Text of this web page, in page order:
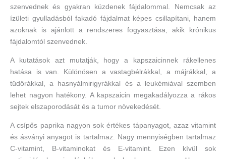
szenvednek és gyakran küzdenek fájdalommal. Nemcsak az
ízületi gyulladásból fakadó fájdalmat képes csillapítani, hanem
azoknak is ajánlott a rendszeres fogyasztása, akik krónikus
fájdalomtól szenvednek.
A kutatások azt mutatják, hogy a kapszaicinnek rákellenes
hatása is van. Különösen a vastagbélrákkal, a májrákkal, a
tüdőrákkal, a hasnyálmirigyrákkal és a leukémiával szemben
lehet nagyon hatékony. A kapszaicin megakadályozza a rákos
sejtek elszaporodását és a tumor növekedését.
A csípős paprika nagyon sok értékes tápanyagot, azaz vitamint
és ásványi anyagot is tartalmaz. Nagy mennyiségben tartalmaz
C-vitamint, B-vitaminokat és E-vitamint. Ezen kívül sok